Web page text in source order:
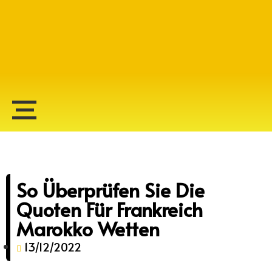
So Überprüfen Sie Die
Quoten Für Frankreich
Marokko Wetten
13/12/2022